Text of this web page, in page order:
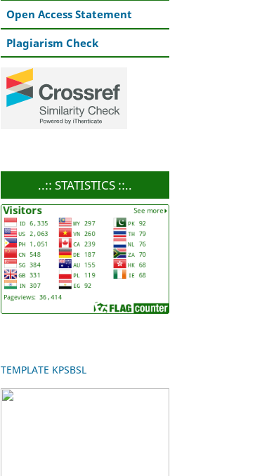
Open Access Statement
Plagiarism Check
..:: STATISTICS ::..
TEMPLATE KPSBSL